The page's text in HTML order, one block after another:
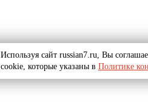
Используя сайт russian7.ru, Вы
cookie, которые указаны в Политике